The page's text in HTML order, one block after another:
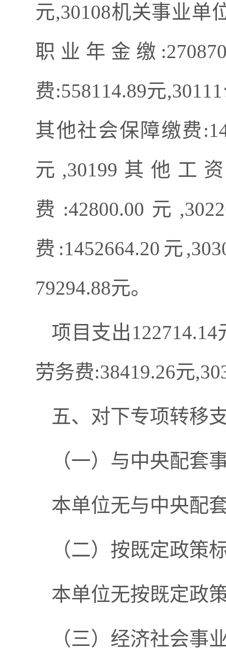
元,30108机关事业单
职业年金缴
费:558114.89元
其他社会保障缴费
元,30199其他工
费:42800.00元,
费:1452664.20元
79294.88元。
项目支出
劳务费:38419.26元
五、 对下专项转移
（一）与中央配套
本单位无与中央配
（二）按既定政策
本单位无按既定政
（三）经济社会事